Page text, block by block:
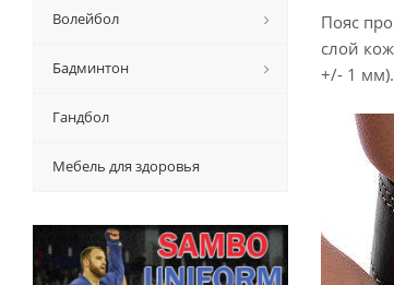
Пояс
слой
+/- 1 мм).
Волейбол
Бадминтон
Гандбол
Мебель для здоровья